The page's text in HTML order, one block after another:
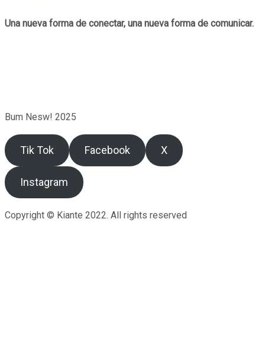
Una nueva forma de conectar, una nueva forma de comunicar.
Bum Nesw! 2025
Tik Tok Facebook X
Instagram
Copyright © Kiante 2022. All rights reserved